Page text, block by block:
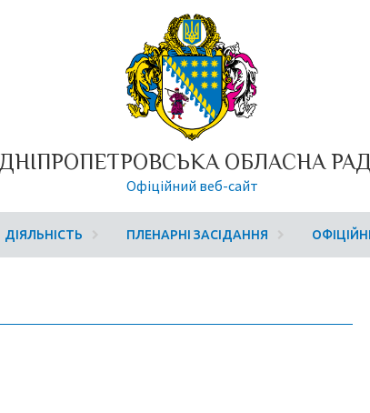
ДНІПРОПЕТРОВСЬКА ОБЛАСНА
Офіційний веб-сайт
ДІЯЛЬНІСТЬ ПЛЕНАРНІ ЗАСІДАННЯ